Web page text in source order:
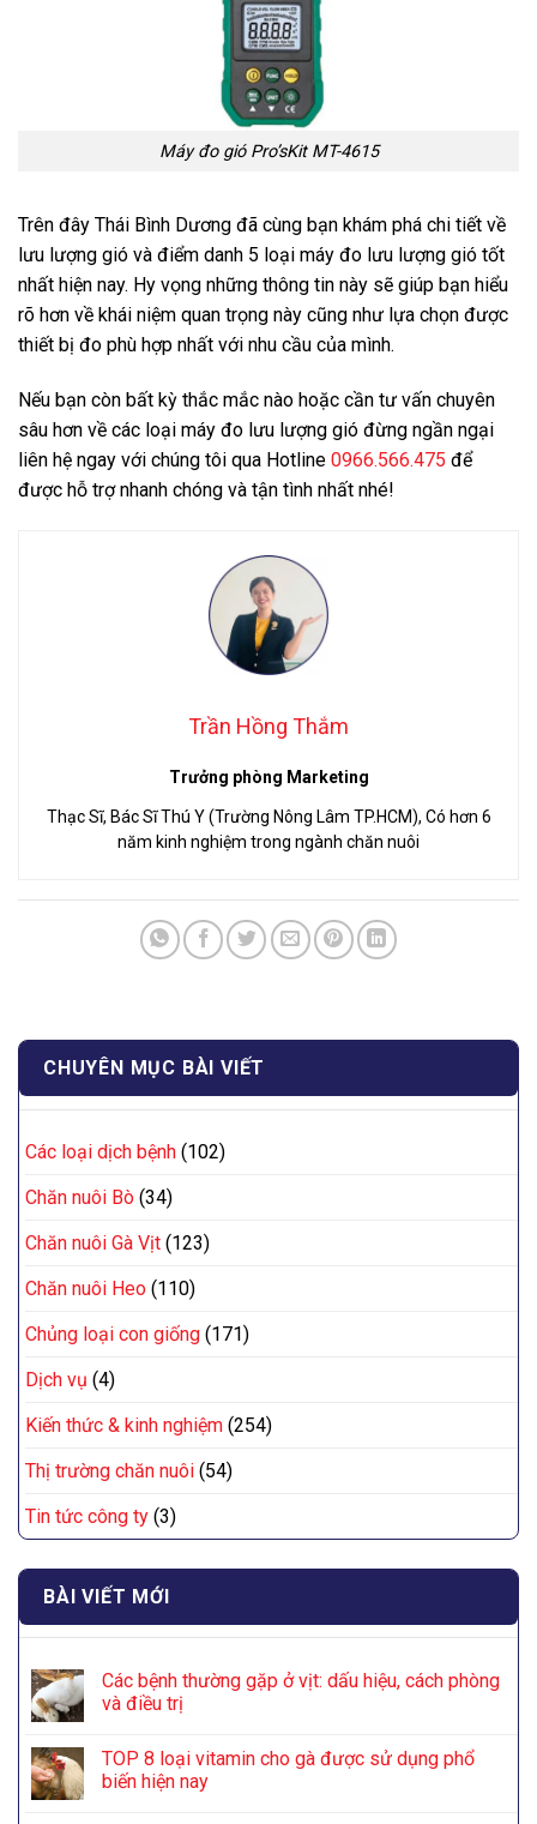
Máy đo gió Pro’sKit MT-4615
Trên đây Thái Bình Dương đã cùng bạn khám phá chi tiết về
lưu lượng gió và điểm danh 5 loại máy đo lưu lượng gió tốt
nhất hiện nay. Hy vọng những thông tin này sẽ giúp bạn hiểu
rõ hơn về khái niệm quan trọng này cũng như lựa chọn được
thiết bị đo phù hợp nhất với nhu cầu của mình.
Nếu bạn còn bất kỳ thắc mắc nào hoặc cần tư vấn chuyên
sâu hơn về các loại máy đo lưu lượng gió đừng ngần ngại
liên hệ ngay với chúng tôi qua Hotline 0966.566.475 để
được hỗ trợ nhanh chóng và tận tình nhất nhé!
Trần Hồng Thắm
Trưởng phòng Marketing
Thạc Sĩ, Bác Sĩ Thú Y (Trường Nông Lâm TP.HCM), Có hơn 6
năm kinh nghiệm trong ngành chăn nuôi
CHUYÊN MỤC BÀI VIẾT
Các loại dịch bệnh (102)
Chăn nuôi Bò (34)
Chăn nuôi Gà Vịt (123)
Chăn nuôi Heo (110)
Chủng loại con giống (171)
Dịch vụ (4)
Kiến thức & kinh nghiệm (254)
Thị trường chăn nuôi (54)
Tin tức công ty (3)
BÀI VIẾT MỚI
Các bệnh thường gặp ở vịt: dấu hiệu, cách phòng
và điều trị
TOP 8 loại vitamin cho gà được sử dụng phổ
biến hiện nay